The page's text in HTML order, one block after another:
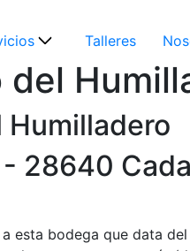
Talleres
del
Humilladero
28640
esta bodega que data